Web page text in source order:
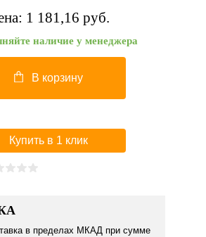
1 181,16 pуб.
наличие у менеджера
В корзину
Купить в 1 клик
в пределах МКАД при сумме